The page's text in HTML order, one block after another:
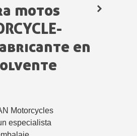
Suscríbete al
Paga en 4 plazos sin
Obtenga su presupuesto
motos
en
Motorcycles
especialista